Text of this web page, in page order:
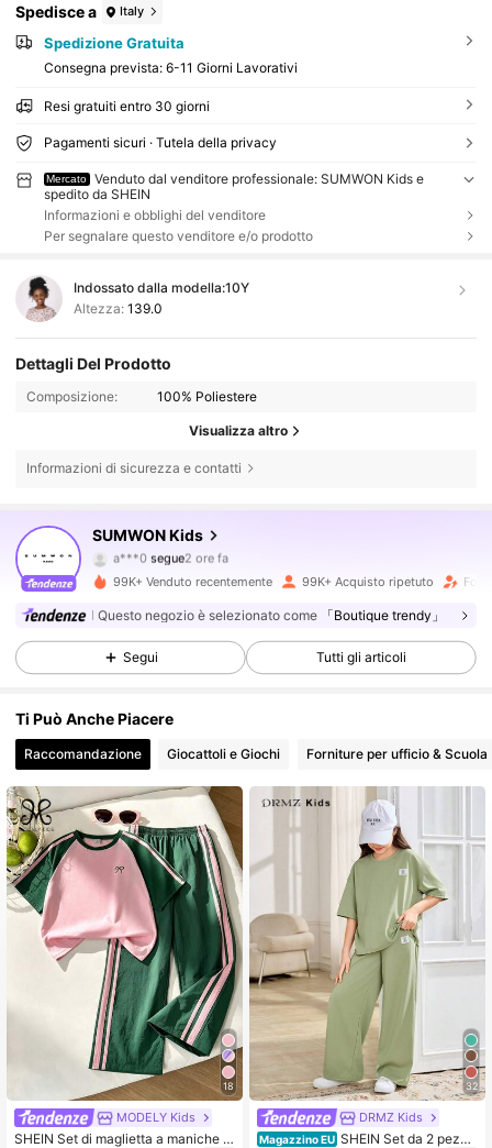
Spedisce a Italy
Spedizione Gratuita
Consegna prevista: 6-11 Giorni Lavorativi
Resi gratuiti entro 30 giorni
Pagamenti sicuri · Tutela della privacy
Mercato
Venduto dal venditore professionale: SUMWON Kids e
spedito da SHEIN
Informazioni e obblighi del venditore
Per segnalare questo venditore e/o prodotto
Indossato dalla modella:10Y
Altezza: 139.0
Dettagli Del Prodotto
Composizione: 100% Poliestere
Visualizza altro
Informazioni di sicurezza e contatti
SUMWON Kids
4.90
289K Follower
a***0 segue2 ore fa
3***5sta navigando
4.90
4.90 289K Follower
4.90 289K Follower
4.90 289K Follower
4.90 289K Follower
4.90 289K Follower
4.90 289K Follower
4.90 289K Follower
99K+ Venduto recentemente 99K+ Acquisto ripetuto
Questo negozio è selezionato come 「Boutique trendy」
Segui Tutti gli articoli
Ti Può Anche Piacere
Raccomandazione Giocattoli e Giochi Forniture per ufficio & Scuola
18
MODELY Kids
SHEIN Set di maglietta a maniche c
32
DRMZ Kids
Magazzino EU SHEIN Set da 2 pezzi